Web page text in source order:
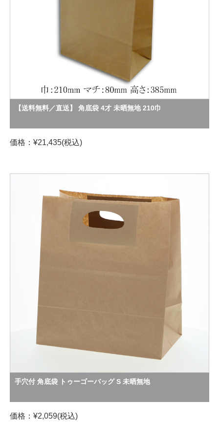
【送料無料／直送】 角底袋 4才 未晒無地 210巾
価格：¥21,435(税込)
手穴付 角底袋 トゥーゴーバッグ S 未晒無地
価格：¥2,059(税込)